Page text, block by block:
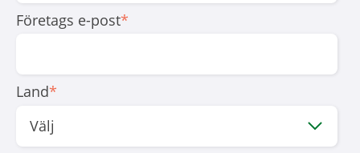
Företags e-post*
Land*